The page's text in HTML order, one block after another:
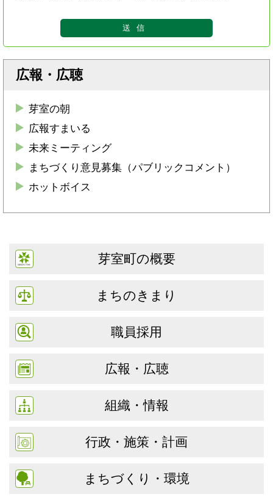
広報・広聴
芽室の朝
広報すまいる
未来ミーティング
まちづくり意見募集（パブリックコメント）
ホットボイス
芽室町の概要
まちのきまり
職員採用
広報・広聴
組織・情報
行政・施策・計画
まちづくり・環境